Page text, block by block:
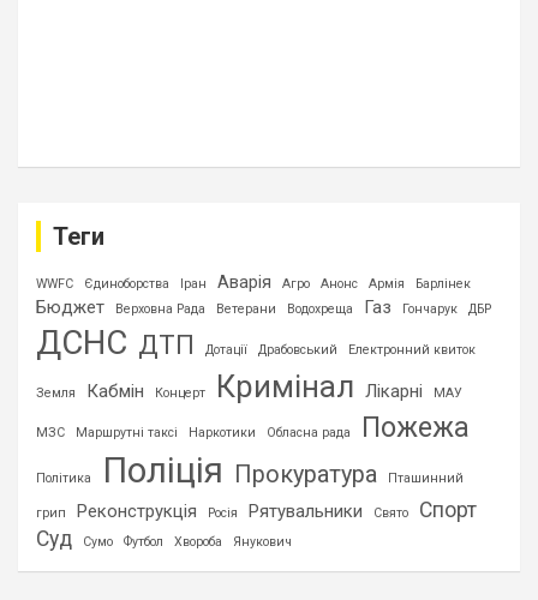
Теги
WWFC Єдиноборства Іран Аварія Агро Анонс Армія Барлінек
Бюджет Верховна Рада Ветерани Водохреща Газ Гончарук ДБР
ДСНС ДТП Дотації Драбовський Електронний квиток
Земля Кабмін Концерт Кримінал Лікарні МАУ
МЗС Маршрутні таксі Наркотики Обласна рада Пожежа
Політика Поліція Прокуратура Пташинний
грип Реконструкція Росія Рятувальники Свято
Спорт
Суд
Сумо Футбол Хвороба Янукович